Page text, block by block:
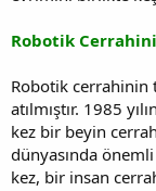
Robotik
Robotik cerrahinin
atılmıştır. 1985
kez bir beyin
dünyasında
kez, bir insan